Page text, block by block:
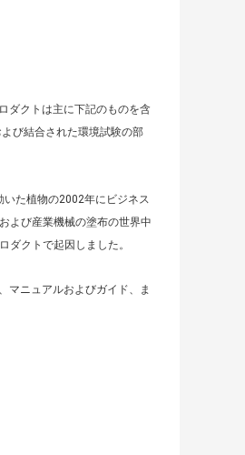
ダクトは主に下記のものを含
び結合された環境試験の部
た植物の2002年にビジネス
よび産業機械の塗布の世界中
ダクトで起因しました。
マニュアルおよびガイド、ま